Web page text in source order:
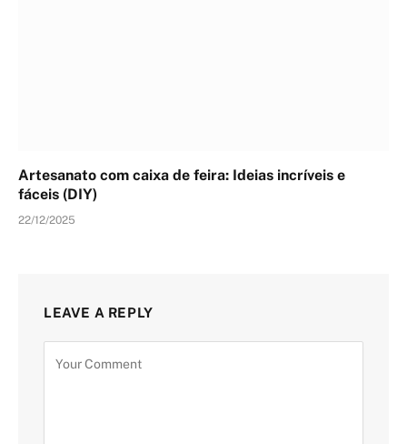
Artesanato com caixa de feira: Ideias incríveis e
fáceis (DIY)
22/12/2025
LEAVE A REPLY